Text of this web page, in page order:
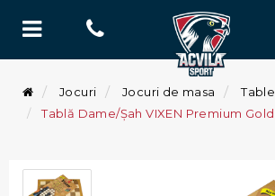
Jocuri Jocuri de masa
Table
Tablă Dame/Șah VIXEN Premium Gold